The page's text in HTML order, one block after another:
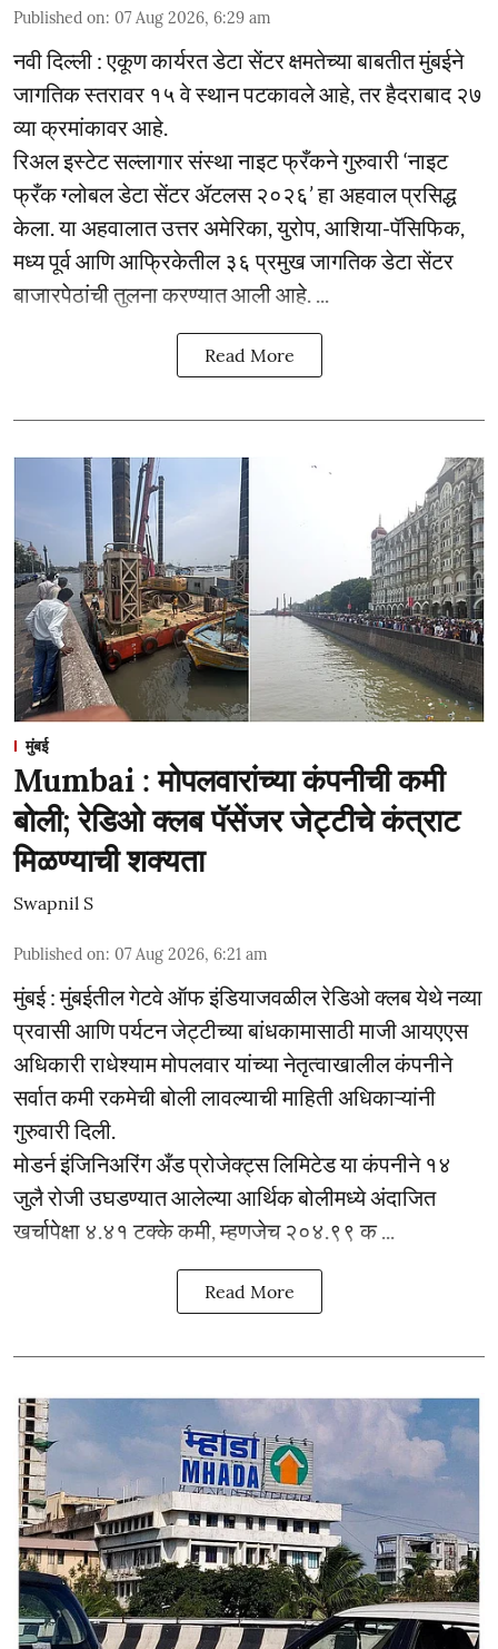
Published on: 07 Aug 2026, 6:29 am
नवी दिल्ली : एकूण कार्यरत डेटा सेंटर क्षमतेच्या बाबतीत मुंबईने
जागतिक स्तरावर १५ वे स्थान पटकावले आहे, तर हैदराबाद २७
व्या क्रमांकावर आहे.
रिअल इस्टेट सल्लागार संस्था नाइट फ्रँकने गुरुवारी ‘नाइट
फ्रँक ग्लोबल डेटा सेंटर ॲटलस २०२६’ हा अहवाल प्रसिद्ध
केला. या अहवालात उत्तर अमेरिका, युरोप, आशिया-पॅसिफिक,
मध्य पूर्व आणि आफ्रिकेतील ३६ प्रमुख जागतिक डेटा सेंटर
बाजारपेठांची तुलना करण्यात आली आहे. ...
Read More
मुंबई
Mumbai : मोपलवारांच्या कंपनीची कमी
बोली; रेडिओ क्लब पॅसेंजर जेट्टीचे कंत्राट
मिळण्याची शक्यता
Swapnil S
Published on: 07 Aug 2026, 6:21 am
मुंबई : मुंबईतील गेटवे ऑफ इंडियाजवळील रेडिओ क्लब येथे नव्या
प्रवासी आणि पर्यटन जेट्टीच्या बांधकामासाठी माजी आयएएस
अधिकारी राधेश्याम मोपलवार यांच्या नेतृत्वाखालील कंपनीने
सर्वात कमी रकमेची बोली लावल्याची माहिती अधिकाऱ्यांनी
गुरुवारी दिली.
मोडर्न इंजिनिअरिंग अँड प्रोजेक्ट्स लिमिटेड या कंपनीने १४
जुलै रोजी उघडण्यात आलेल्या आर्थिक बोलीमध्ये अंदाजित
खर्चापेक्षा ४.४१ टक्के कमी, म्हणजेच २०४.९९ क ...
Read More